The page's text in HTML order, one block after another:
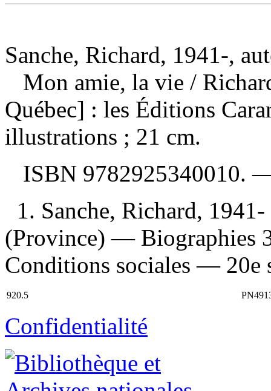
Sanche, Richard, 1941-,
Mon amie, la vie /
Québec] : les Éditions
illustrations ; 21 cm.
ISBN 9782925340010.
1. Sanche, Richard,
(Province) — Biographies
Conditions sociales — 20e
920.5
Confidentialité